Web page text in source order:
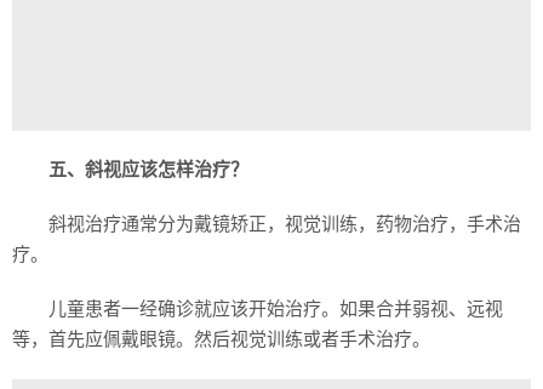
五、斜视应该怎样治疗？
斜视治疗通常分为戴镜矫正，视觉训练，药物治疗，手术治
疗。
儿童患者一经确诊就应该开始治疗。如果合并弱视、远视
等，首先应佩戴眼镜。然后视觉训练或者手术治疗。